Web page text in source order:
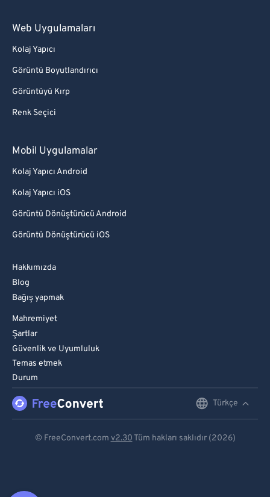
Web Uygulamaları
Kolaj Yapıcı
Görüntü Boyutlandırıcı
Görüntüyü Kırp
Renk Seçici
Mobil Uygulamalar
Kolaj Yapıcı Android
Kolaj Yapıcı iOS
Görüntü Dönüştürücü Android
Görüntü Dönüştürücü iOS
Hakkımızda
Blog
Bağış yapmak
Mahremiyet
Şartlar
Güvenlik ve Uyumluluk
Temas etmek
Durum
Türkçe
© FreeConvert.com v2.30 Tüm hakları saklıdır (2026)